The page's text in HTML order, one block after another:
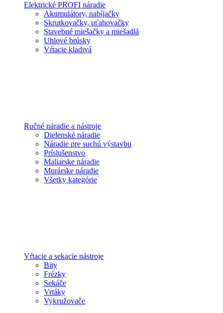
Elektrické PROFI náradie
Akumulátory, nabíjačky
Skrutkovačky, uťahovačky
Stavebné miešačky a miešadlá
Uhlové brúsky
Vŕtacie kladivá
Ručné náradie a nástroje
Dielenské náradie
Náradie pre suchú výstavbu
Príslušenstvo
Maliarske náradie
Murárske náradie
Všetky kategórie
Vŕtacie a sekacie nástroje
Bity
Frézky
Sekáče
Vrtáky
Vykružovače